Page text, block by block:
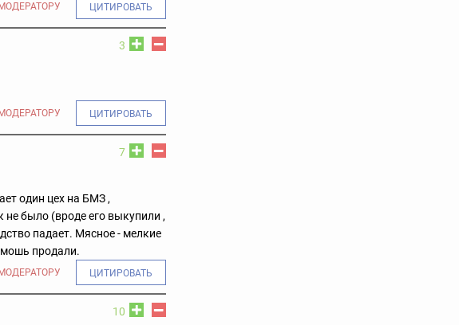
ЦИТИРОВАТЬ
3
ЦИТИРОВАТЬ
7
один цех на БМЗ ,
не было (вроде его выкупили ,
падает. Мясное - мелкие
продали.
ЦИТИРОВАТЬ
10